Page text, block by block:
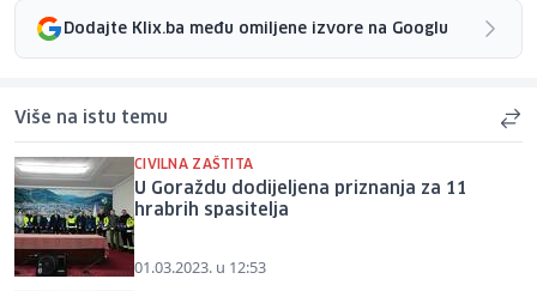
Dodajte Klix.ba među omiljene izvore na Googlu
Više na istu temu
CIVILNA ZAŠTITA
U Goraždu dodijeljena priznanja za 11
hrabrih spasitelja
01.03.2023. u 12:53